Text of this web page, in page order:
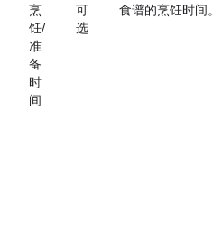
烹
饪/
准
备
时
间
可
选
食谱的烹饪时间。